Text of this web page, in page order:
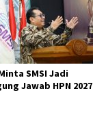
SMSI Jadi
Jawab HPN 2027